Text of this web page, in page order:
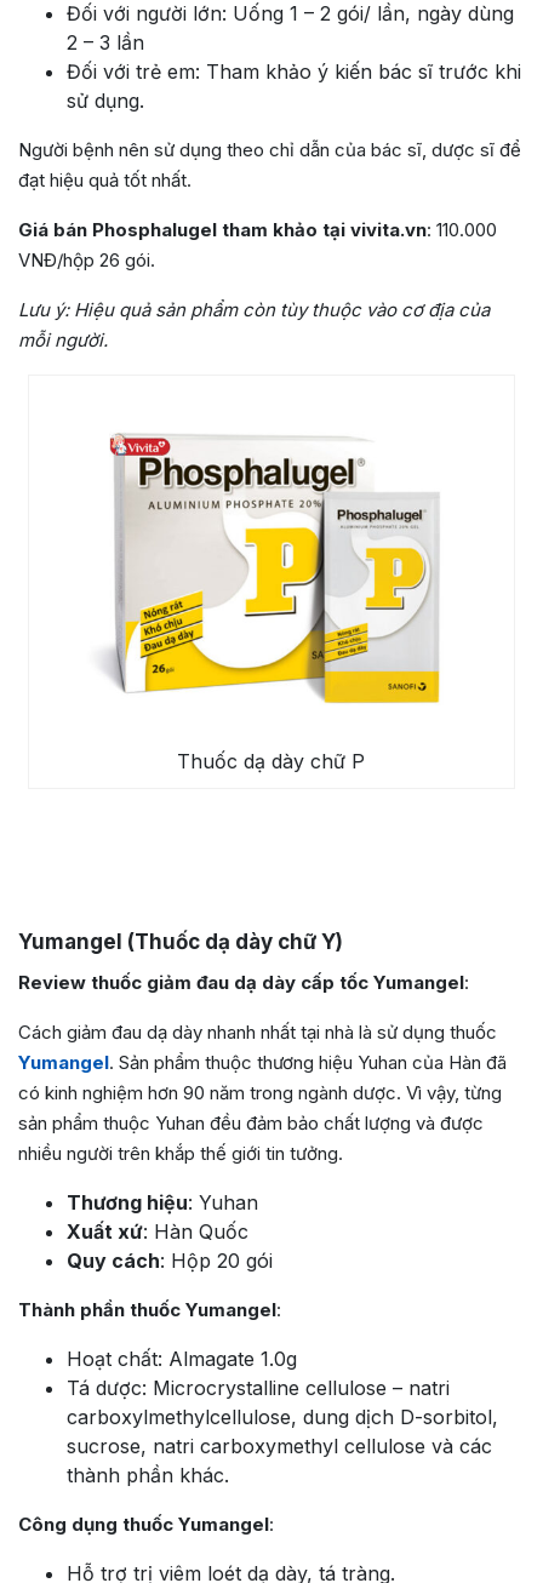
Đối với người lớn: Uống 1 – 2 gói/ lần, ngày dùng
2 – 3 lần
Đối với trẻ em: Tham khảo ý kiến bác sĩ trước khi
sử dụng.
Người bệnh nên sử dụng theo chỉ dẫn của bác sĩ, dược sĩ để
đạt hiệu quả tốt nhất.
Giá bán Phosphalugel tham khảo tại vivita.vn: 110.000
VNĐ/hộp 26 gói.
Lưu ý: Hiệu quả sản phẩm còn tùy thuộc vào cơ địa của
mỗi người.
Thuốc dạ dày chữ P
Yumangel (Thuốc dạ dày chữ Y)
Review thuốc giảm đau dạ dày cấp tốc Yumangel:
Cách giảm đau dạ dày nhanh nhất tại nhà là sử dụng thuốc
Yumangel. Sản phẩm thuộc thương hiệu Yuhan của Hàn đã
có kinh nghiệm hơn 90 năm trong ngành dược. Vì vậy, từng
sản phẩm thuộc Yuhan đều đảm bảo chất lượng và được
nhiều người trên khắp thế giới tin tưởng.
Thương hiệu: Yuhan
Xuất xứ: Hàn Quốc
Quy cách: Hộp 20 gói
Thành phần thuốc Yumangel:
Hoạt chất: Almagate 1.0g
Tá dược: Microcrystalline cellulose – natri
carboxylmethylcellulose, dung dịch D-sorbitol,
sucrose, natri carboxymethyl cellulose và các
thành phần khác.
Công dụng thuốc Yumangel:
Hỗ trợ trị viêm loét dạ dày, tá tràng.